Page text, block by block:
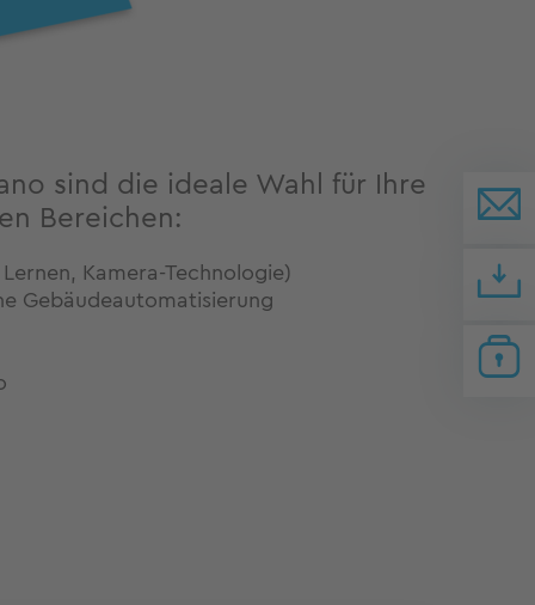
sind die ideale Wahl für Ihre
Bereichen:
Kamera-Technologie)
Gebäudeautomatisierung